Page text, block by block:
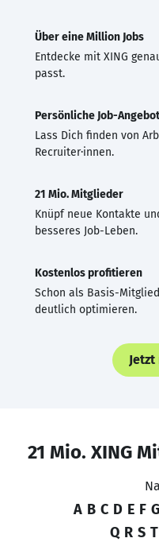
Über eine Million Jobs
Entdecke mit XING
passt.
Persönliche Job-
Lass Dich finden von
Recruiter·innen.
21 Mio. Mitglieder
Knüpf neue Kontakte
besseres Job-Leben.
Kostenlos profitieren
Schon als Basis-
deutlich optimieren.
21 Mio. XING
A B C D E F G
Q R S T